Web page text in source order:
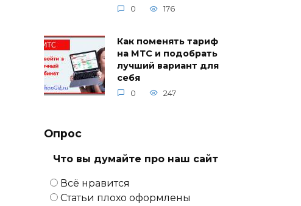
0 176
Как поменять тариф
на МТС и подобрать
лучший вариант для
себя
0 247
Опрос
Что вы думайте про наш сайт
Всё нравится
Статьи плохо оформлены